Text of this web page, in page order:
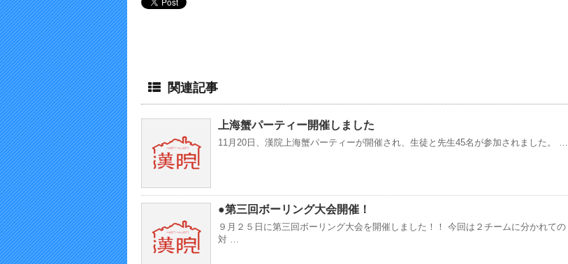
関連記事
上海蟹パーティー開催しました
11月20日、漢院上海蟹パーティーが開催され、生徒と先生45名が参加されました。 …
●第三回ボーリング大会開催！
９月２５日に第三回ボーリング大会を開催しました！！ 今回は２チームに分かれての
対 …